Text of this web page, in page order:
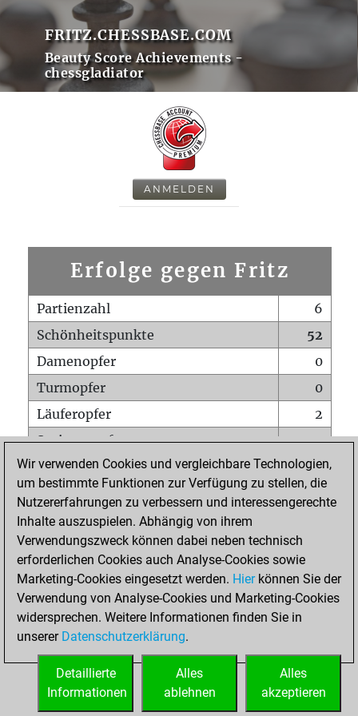
FRITZ.CHESSBASE.COM
Beauty Score Achievements -
chessgladiator
ANMELDEN
Erfolge gegen Fritz
Partienzahl
6
Schönheitspunkte
52
Damenopfer
0
Turmopfer
0
Läuferopfer
2
Springeropfer
2
Bauernopfer
5
Matt auf vollem Brett
0
Bauer setzt Matt
Erstickte Matts
Unterverwandlungen
0
Türme auf der siebten
0
STARTSEITE
Wir verwenden Cookies und vergleichbare Technologien,
um bestimmte Funktionen zur Verfügung zu stellen, die
Nutzererfahrungen zu verbessern und interessengerechte
Inhalte auszuspielen. Abhängig von ihrem
Verwendungszweck können dabei neben technisch
erforderlichen Cookies auch Analyse-Cookies sowie
Marketing-Cookies eingesetzt werden. Hierkönnen Sie der
Verwendung von Analyse-Cookies und Marketing-Cookies
widersprechen. Weitere Informationen finden Sie in
unserer Datenschutzerklärung.
Alles
akzeptieren
Alles
ablehnen
Detaillierte
Informationen